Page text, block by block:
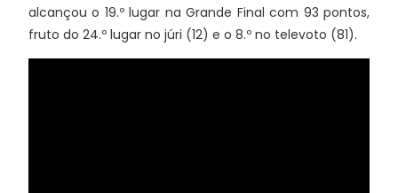
alcançou o 19.º lugar na Grande Final com 93 pontos,
fruto do 24.º lugar no júri (12) e o 8.º no televoto (81).